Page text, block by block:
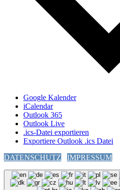
Google Kalender
iCalendar
Outlook 365
Outlook Live
.ics-Datei exportieren
Exportiere Outlook .ics Datei
DATENSCHUTZ
IMPRESSUM